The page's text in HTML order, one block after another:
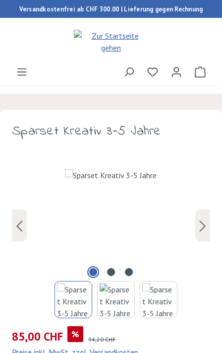
Zum Hauptinhalt springen
Versandkostenfrei ab CHF 300.00 | Lieferung gegen Rechnung
Du hast 0
Sparset Kreativ 3-5 Jahre
Bildergalerie überspringen
Verkaufspreis:
85,00 CHF % Regulärer Preis:
94,20 CHF